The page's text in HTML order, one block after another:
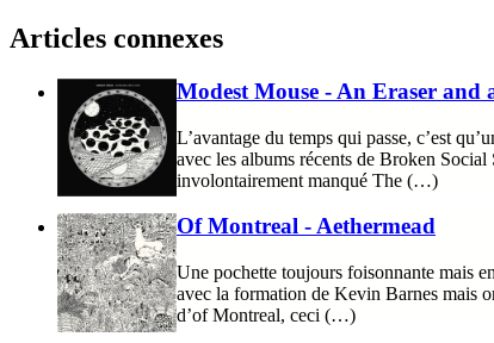
Articles connexes
Modest Mouse - An Eraser and
L’avantage du temps qui passe, c’est
avec les albums récents de Broken
involontairement manqué The (…)
Of Montreal - Aethermead
Une pochette toujours foisonnante mais
avec la formation de Kevin Barnes mais
d’of Montreal, ceci (…)